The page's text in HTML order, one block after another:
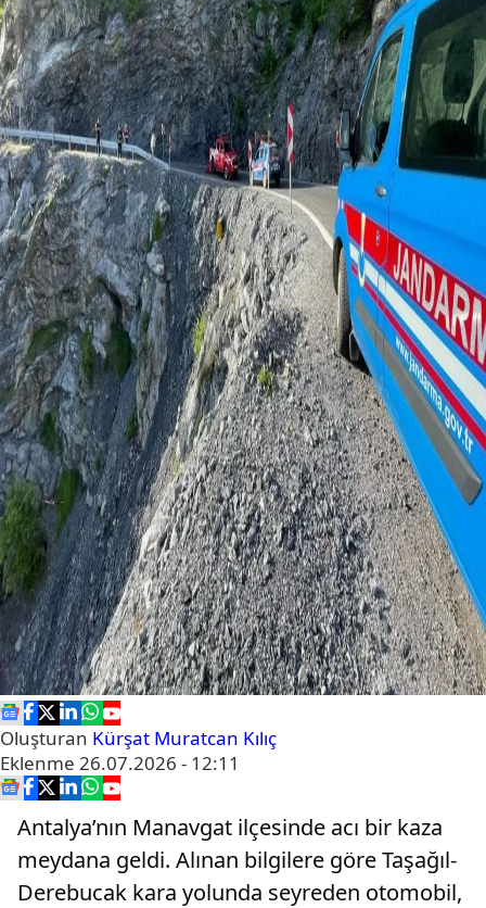
Oluşturan Kürşat Muratcan Kılıç
Eklenme 26.07.2026 - 12:11
Antalya’nın Manavgat ilçesinde acı bir kaza
meydana geldi. Alınan bilgilere göre Taşağıl-
Derebucak kara yolunda seyreden otomobil,